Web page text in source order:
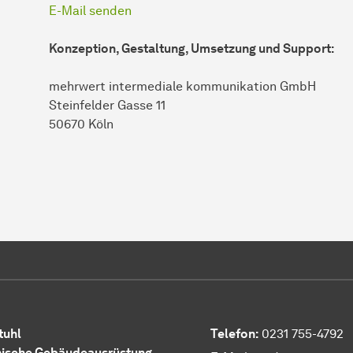
E-Mail senden
Konzeption, Gestaltung, Umsetzung und Support:
mehrwert intermediale kommunikation GmbH
Steinfelder Gasse 11
50670 Köln
Telefon:0231 755-4792